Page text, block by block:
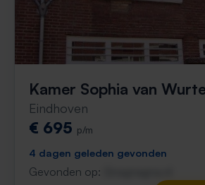
Kamer Sophia van
Eindhoven
€ 695 p/m
4 dagen geleden gevonden
Gevonden op: